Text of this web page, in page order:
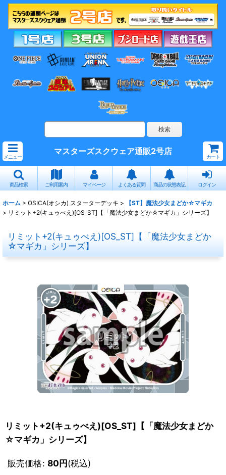
メニュー
マスターズスクウェア通販2号店
カート
商品検索 ご利用案内 マイページ よくある質問 商品の状態表記 ログイン
ホーム > OSICA(オシカ) スターターデッキ >
【ST】魔法少女まどか☆マギカ
> リミット+2(キュゥべえ)[OS_ST]【「魔法少女まどか☆マギカ」シリーズ】
リミット+2(キュゥべえ)[OS_ST]【「魔法少女まどか
☆マギカ」シリーズ】
リミット+2(キュゥべえ)[OS_ST]【「魔法少女まどか
☆マギカ」シリーズ】
販売価格: 80円(税込)